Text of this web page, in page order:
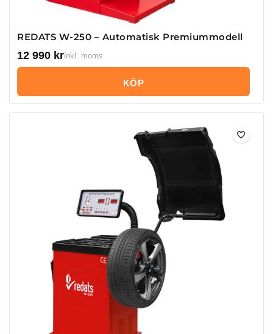
REDATS W-250 – Automatisk Premiummodell
12 990 krinkl. moms
KÖP